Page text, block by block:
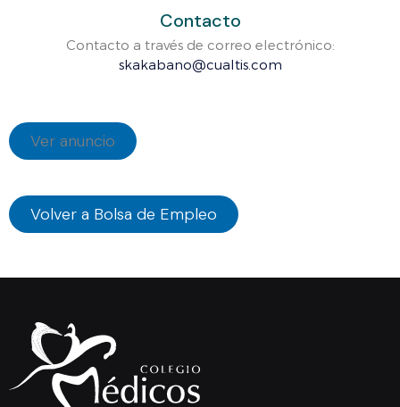
Contacto
Contacto a través de correo electrónico:
skakabano@cualtis.com
Ver anuncio
Volver a Bolsa de Empleo